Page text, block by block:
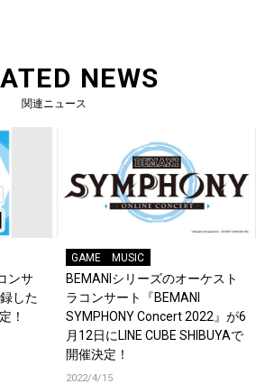
NEWS
関連ニュース
ンサ
した
！
GAME MUSIC
BEMANIシリーズのオーケスト
ラコンサート『BEMANI
SYMPHONY Concert 2022』が6
月12日にLINE CUBE SHIBUYAで
開催決定！
2022/4/15